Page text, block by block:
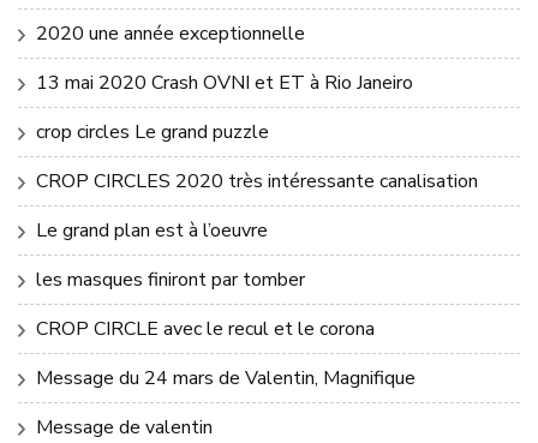
2020 une année exceptionnelle
13 mai 2020 Crash OVNI et ET à Rio Janeiro
crop circles Le grand puzzle
CROP CIRCLES 2020 très intéressante canalisation
Le grand plan est à l’oeuvre
les masques finiront par tomber
CROP CIRCLE avec le recul et le corona
Message du 24 mars de Valentin, Magnifique
Message de valentin